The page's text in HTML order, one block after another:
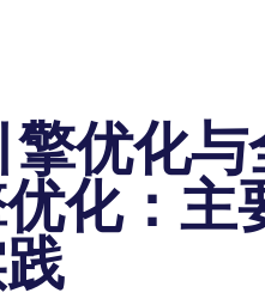
擎优化与
化：主